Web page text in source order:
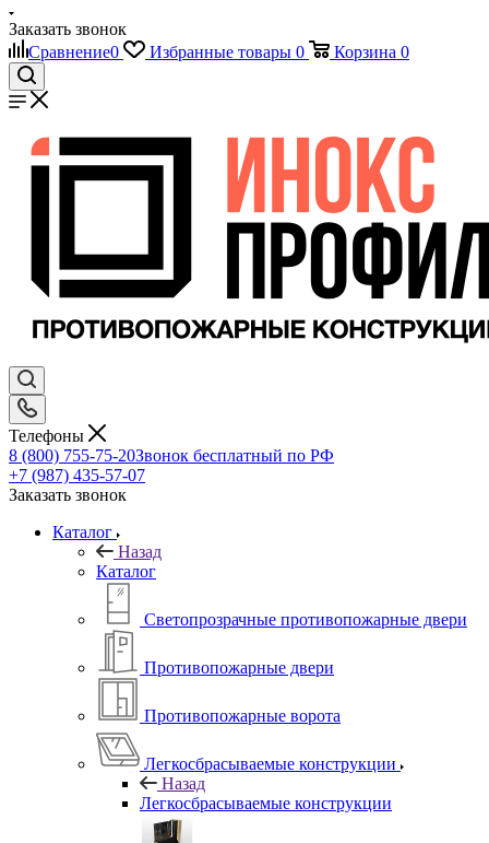
Заказать звонок
Сравнение0 Избранные товары 0 Корзина 0
Телефоны
8 (800) 755-75-20Звонок бесплатный по РФ
+7 (987) 435-57-07
Заказать звонок
Каталог
Назад
Каталог
Светопрозрачные противопожарные двери
Противопожарные двери
Противопожарные ворота
Легкосбрасываемые конструкции
Назад
Легкосбрасываемые конструкции